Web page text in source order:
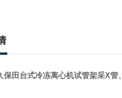
保田台式冷冻离心机试管架采X管、